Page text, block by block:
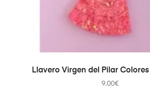
SELECCIONAR
Llavero Virgen del Pilar
9.00€